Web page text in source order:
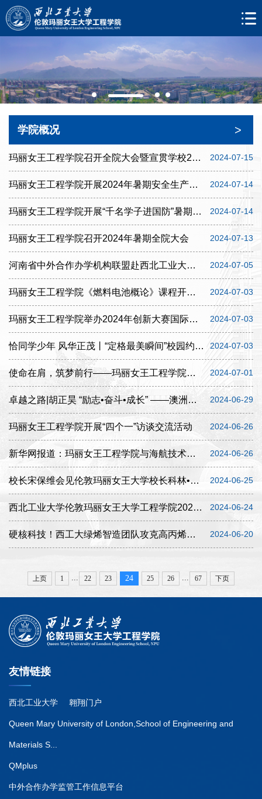
学院概况 >
2024-07-15
玛丽女王工程学院召开全院大会暨宣贯学校2024年上半年工作总结会议精神
2024-07-14
玛丽女王工程学院开展2024年暑期安全生产检查工作
2024-07-14
玛丽女王工程学院开展“千名学子进国防”暑期社会实践
2024-07-13
玛丽女王工程学院召开2024年暑期全院大会
2024-07-05
河南省中外合作办学机构联盟赴西北工业大学伦敦玛丽女王大学工程学院调研交流
2024-07-03
玛丽女王工程学院《燃料电池概论》课程开展名师讲堂
2024-07-03
玛丽女王工程学院举办2024年创新大赛国际项目参赛经验分享会
2024-07-03
恰同学少年 风华正茂丨“定格最美瞬间”校园约拍活动圆满落幕
2024-07-01
使命在肩，筑梦前行——玛丽女王工程学院举办2024年暑期社会实践活动出征仪式
2024-06-29
卓越之路|胡正昊 “励志•奋斗•成长” ——澳洲留学背后的故事
2024-06-26
玛丽女王工程学院开展“四个一”访谈交流活动
2024-06-26
新华网报道：玛丽女王工程学院与海航技术携手深化合作，助力产教融合与人才培养
2024-06-25
校长宋保维会见伦敦玛丽女王大学校长科林•贝利一行并签署协议
2024-06-24
西北工业大学伦敦玛丽女王大学工程学院2024届本科生毕业典礼暨英方学位授予仪式隆重举行
2024-06-20
硬核科技！西工大绿烯智造团队攻克高丙烯选择性MOF研发
上页 1 ... 22 23 24 25 26 ... 67 下页
友情链接
西北工业大学 翱翔门户
Queen Mary University of London,School of Engineering and
Materials S...
QMplus
中外合作办学监管工作信息平台